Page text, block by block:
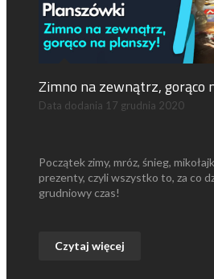
Zimno na zewnątrz, gorąco
Data dodania 17 grudnia 2020
Początek zimy, mróz, śnieg,
prezenty, czyli wszystko to, za co
grudniowy czas!
Czytaj więcej